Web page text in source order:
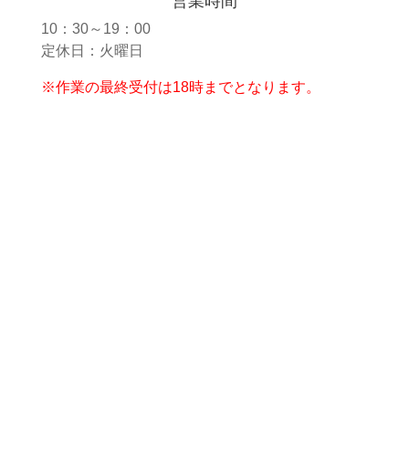
10：30～19：00
定休日：火曜日
※作業の最終受付は18時までとなります。